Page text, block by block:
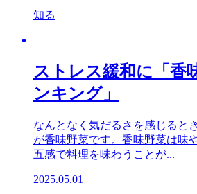
知る
ストレス緩和に「香
ンキング」
なんとなく気だるさを感じると
が香味野菜です。香味野菜は味
五感で料理を味わうことが...
2025.05.01